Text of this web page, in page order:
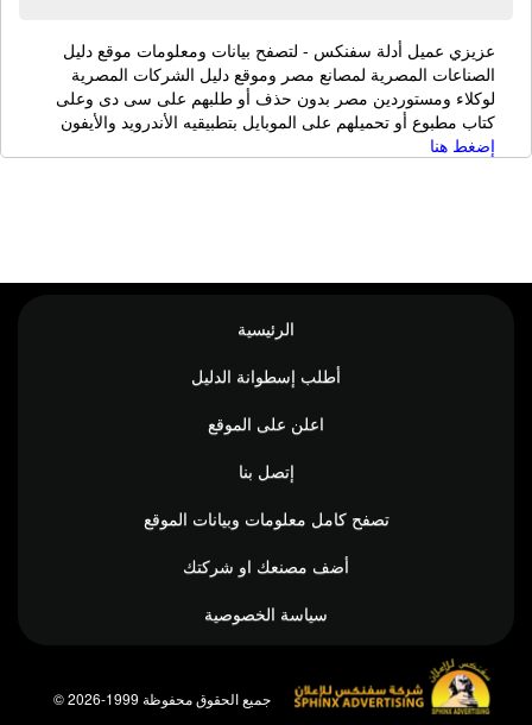
عزيزي عميل أدلة سفنكس - لتصفح بيانات ومعلومات موقع دليل
الصناعات المصرية لمصانع مصر وموقع دليل الشركات المصرية
لوكلاء ومستوردين مصر بدون حذف أو طلبهم على سى دى وعلى
كتاب مطبوع أو تحميلهم على الموبايل بتطبيقيه الأندرويد والأيفون
إضغط هنا
الرئيسية
أطلب إسطوانة الدليل
اعلن على الموقع
إتصل بنا
تصفح كامل معلومات وبيانات الموقع
أضف مصنعك او شركتك
سياسة الخصوصية
© جميع الحقوق محفوظة 1999-2026